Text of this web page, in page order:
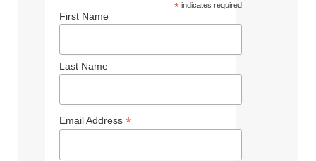
* indicates required
First Name
Last Name
Email Address *